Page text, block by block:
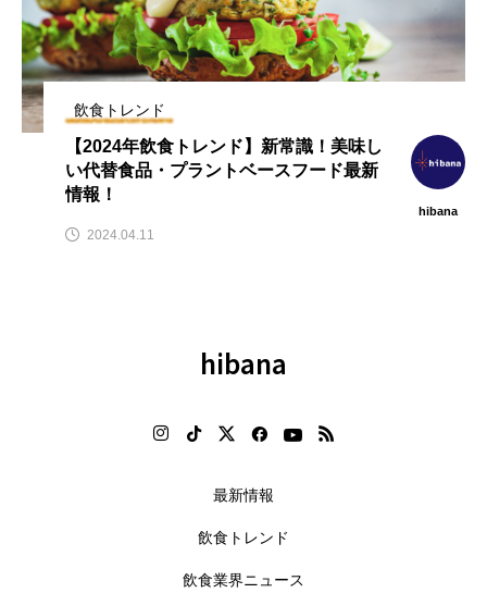
飲食トレンド
【2024年飲食トレンド】新常識！美味し
い代替食品・プラントベースフード最新
情報！
hibana
2024.04.11
hibana
最新情報
飲食トレンド
飲食業界ニュース